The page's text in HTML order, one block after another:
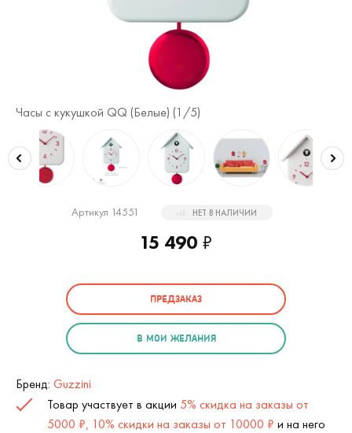
Часы с кукушкой QQ (Белые) (1 /5)
Артикул 14551 НЕТ В НАЛИЧИИ
15 490 ₽
ПРЕДЗАКАЗ
В МОИ ЖЕЛАНИЯ
Бренд: Guzzini
Товар участвует в акции 5% скидка на заказы от
5000 ₽, 10% скидки на заказы от 10000 ₽ и на него